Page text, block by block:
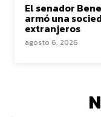
El senador
armó una
extranjeros
agosto 6, 2026